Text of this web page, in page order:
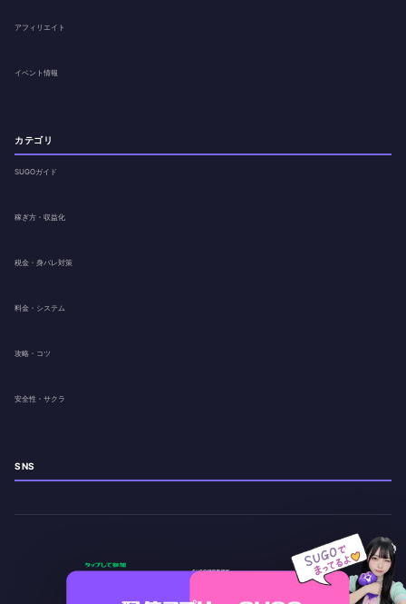
アフィリエイト
イベント情報
カテゴリ
SUGOガイド
稼ぎ方・収益化
税金・身バレ対策
料金・システム
攻略・コツ
安全性・サクラ
SNS